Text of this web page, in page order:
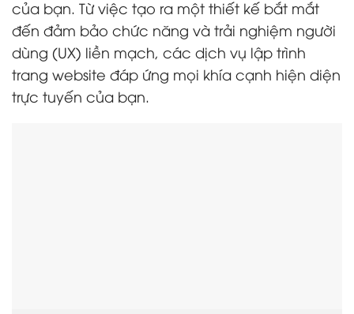
của bạn. Từ việc tạo ra một thiết kế bắt mắt
đến đảm bảo chức năng và trải nghiệm người
dùng (UX) liền mạch, các dịch vụ lập trình
trang website đáp ứng mọi khía cạnh hiện diện
trực tuyến của bạn.